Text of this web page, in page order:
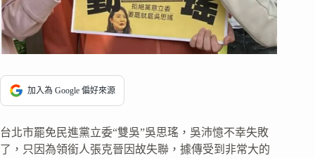
加入為 Google 偏好來源
台北市罷免民進黨立委“雙吳”吳思瑤，吳沛憶不幸失敗
了，只因為領銜人張克晉因故失聯，據傳受到非常大的